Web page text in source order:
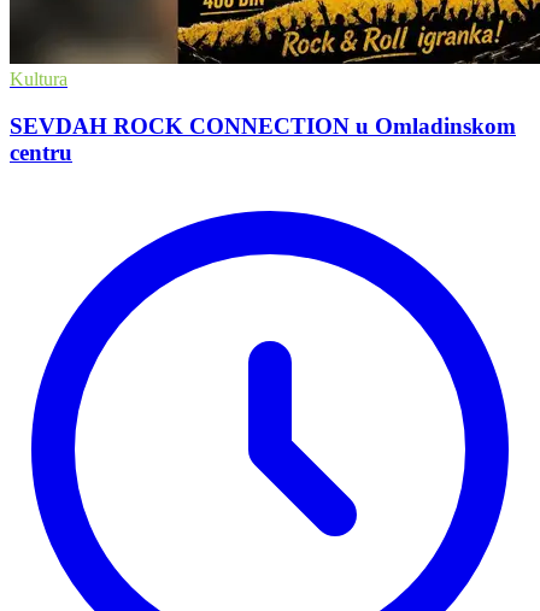
Kultura
SEVDAH ROCK CONNECTION u Omladinskom
centru